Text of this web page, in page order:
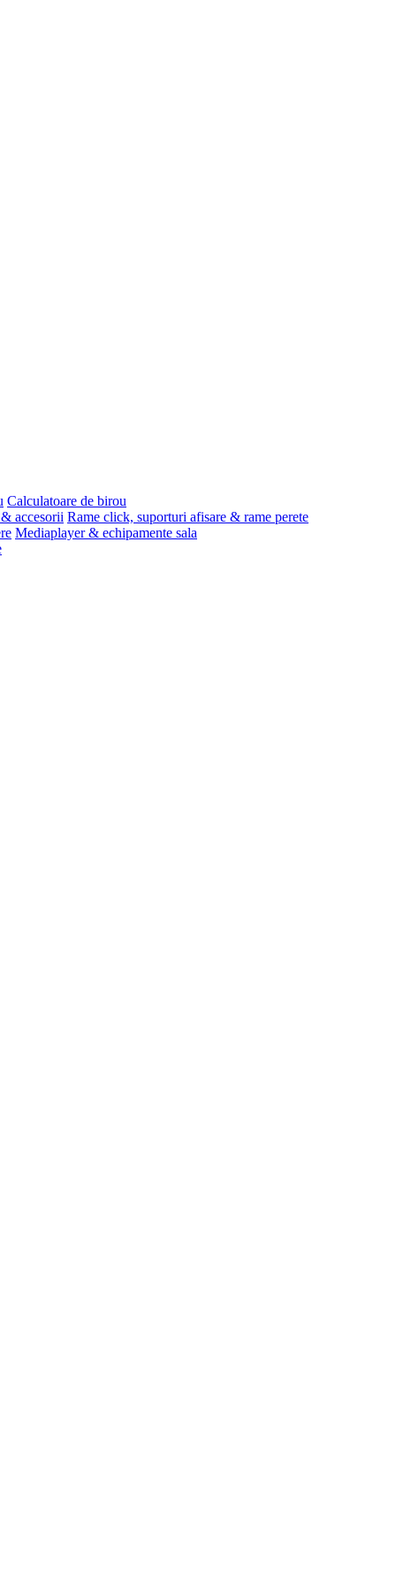
Calculatoare de birou
accesorii Rame click, suporturi afisare & rame perete
Mediaplayer & echipamente sala